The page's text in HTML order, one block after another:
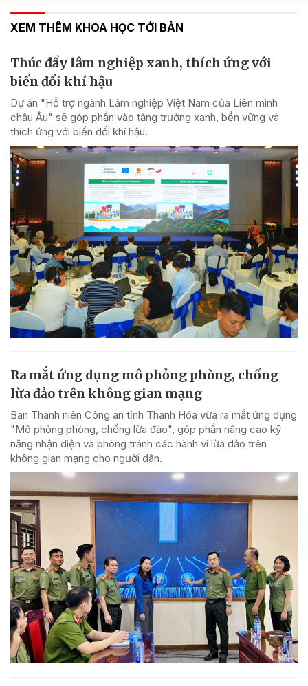
XEM THÊM KHOA HỌC TỚI BẢN
Thúc đẩy lâm nghiệp xanh, thích ứng với
biến đổi khí hậu
Dự án "Hỗ trợ ngành Lâm nghiệp Việt Nam của Liên minh
châu Âu" sẽ góp phần vào tăng trưởng xanh, bền vững và
thích ứng với biến đổi khí hậu.
Ra mắt ứng dụng mô phỏng phòng, chống
lừa đảo trên không gian mạng
Ban Thanh niên Công an tỉnh Thanh Hóa vừa ra mắt ứng dụng
"Mô phỏng phòng, chống lừa đảo", góp phần nâng cao kỹ
năng nhận diện và phòng tránh các hành vi lừa đảo trên
không gian mạng cho người dân.